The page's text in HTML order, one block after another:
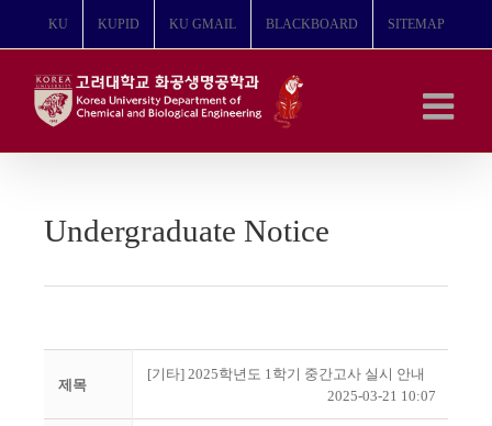
뛰
KU KUPID KU GMAIL BLACKBOARD SITEMAP
Undergraduate Notice
제목
[기타] 2025학년도 1학기 중간고사 실시 안내
2025-03-21 10:07